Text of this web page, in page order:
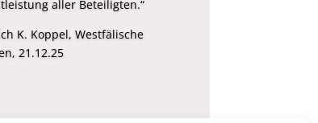
aller Beteiligten.“
K. Koppel, Westfälische
21.12.25